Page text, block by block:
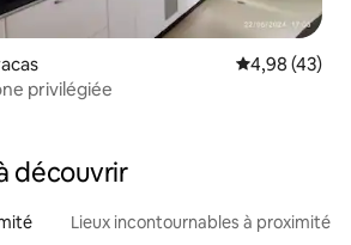
Évaluation
4,98 (43)
privilégiée
découvrir
Lieux incontournables à proximité